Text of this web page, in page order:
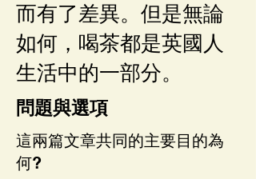
而有了差異。但是無論
如何，喝茶都是英國人
生活中的一部分。
問題與選項
這兩篇文章共同的主要目的為
何?